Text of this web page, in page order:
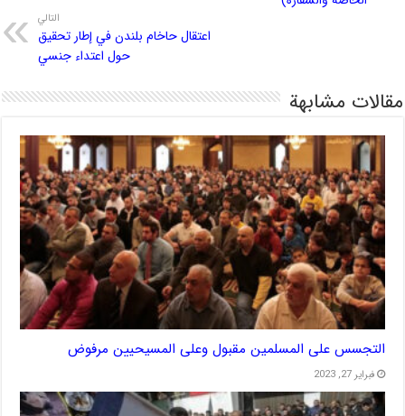
التالي
اعتقال حاخام بلندن في إطار تحقيق
حول اعتداء جنسي
مقالات مشابهة
التجسس على المسلمين مقبول وعلى المسيحيين مرفوض
فبراير 27, 2023